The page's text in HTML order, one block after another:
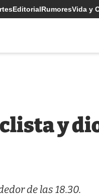
EditorialRumoresVida y
y
de las 18.30.